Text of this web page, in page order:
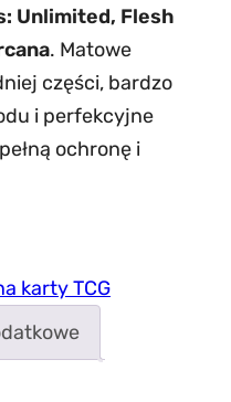
Unlimited, Flesh
. Matowe
części, bardzo
i perfekcyjne
ochronę i
karty TCG